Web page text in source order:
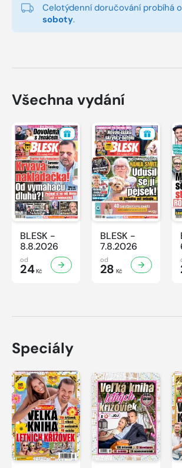
Celotýdenní doručování probíhá
soboty.
Všechna vydání
BLESK -
8.8.2026
od
24Kč
BLESK -
7.8.2026
od
28 Kč
Speciály